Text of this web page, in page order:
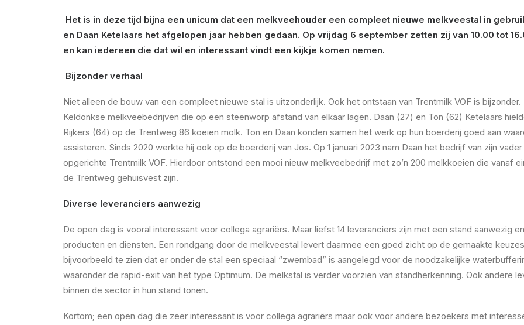
Het is in deze tijd bijna een unicum dat een melkveehouder een compleet nieuwe melkveestal in
en Daan Ketelaars het afgelopen jaar hebben gedaan. Op vrijdag 6 september zetten zij van 10.00 tot
en kan iedereen die dat wil en interessant vindt een kijkje komen nemen.
Bijzonder verhaal
Niet alleen de bouw van een compleet nieuwe stal is uitzonderlijk. Ook het ontstaan van Trentmilk VOF is bijzonder.
Keldonkse melkveebedrijven die op een steenworp afstand van elkaar lagen. Daan (27) en Ton (62) Ketelaars
Rijkers (64) op de Trentweg 86 koeien molk. Ton en Daan konden samen het werk op hun boerderij goed aan
assisteren. Sinds 2020 werkte hij ook op de boerderij van Jos. Op 1 januari 2023 nam Daan het bedrijf van zijn
opgerichte Trentmilk VOF. Hierdoor ontstond een mooi nieuw melkveebedrijf met zo’n 200 melkkoeien die vanaf
de Trentweg gehuisvest zijn.
Diverse leveranciers aanwezig
De open dag is vooral interessant voor collega agrariërs. Maar liefst 14 leveranciers zijn met een stand aanwezig
producten en diensten. Een rondgang door de melkveestal levert daarmee een goed zicht op de gemaakte
bijvoorbeeld te zien dat er onder de stal een speciaal “zwembad” is aangelegd voor de noodzakelijke
waaronder de rapid-exit van het type Optimum. De melkstal is verder voorzien van standherkenning. Ook andere
binnen de sector in hun stand tonen.
Kortom; een open dag die zeer interessant is voor collega agrariërs maar ook voor andere bezoekers met